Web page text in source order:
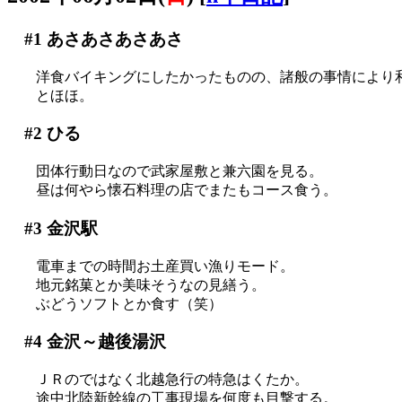
#1 あさあさあさあさ
洋食バイキングにしたかったものの、諸般の事情により
とほほ。
#2 ひる
団体行動日なので武家屋敷と兼六園を見る。
昼は何やら懐石料理の店でまたもコース食う。
#3 金沢駅
電車までの時間お土産買い漁りモード。
地元銘菓とか美味そうなの見繕う。
ぶどうソフトとか食す（笑）
#4金沢～越後湯沢
ＪＲのではなく北越急行の特急はくたか。
途中北陸新幹線の工事現場を何度も目撃する。